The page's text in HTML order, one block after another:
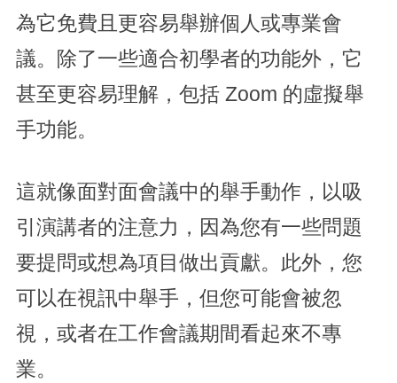
為它免費且更容易舉辦個人或專業會
議。除了一些適合初學者的功能外，它
甚至更容易理解，包括 Zoom 的虛擬舉
手功能。
這就像面對面會議中的舉手動作，以吸
引演講者的注意力，因為您有一些問題
要提問或想為項目做出貢獻。此外，您
可以在視訊中舉手，但您可能會被忽
視，或者在工作會議期間看起來不專
業。